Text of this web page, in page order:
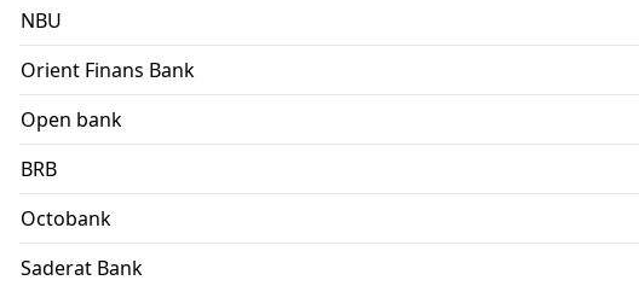
NBU
Orient Finans Bank
Open bank
BRB
Octobank
Saderat Bank